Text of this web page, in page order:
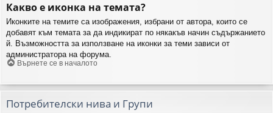
Какво е иконка на темата?
Иконките на темите са изображения, избрани от автора, които се
добавят към темата за да индикират по някакъв начин съдържанието
й. Възможността за използване на иконки за теми зависи от
администратора на форума.
Върнете се в началото
Потребителски нива и Групи